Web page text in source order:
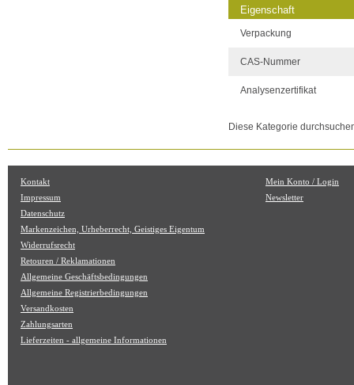
Eigenschaft
Verpackung
CAS-Nummer
Analysenzertifikat
Diese Kategorie
Kontakt
Impressum
Datenschutz
Markenzeichen, Urheberrecht, Geistiges Eigentum
Widerrufsrecht
Retouren / Reklamationen
Allgemeine Geschäftsbedingungen
Allgemeine Registrierbedingungen
Versandkosten
Zahlungsarten
Lieferzeiten - allgemeine Informationen
Mein Konto / Login
Newsletter